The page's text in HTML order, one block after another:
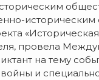
историческим
«Историческая
провела
на тему
и